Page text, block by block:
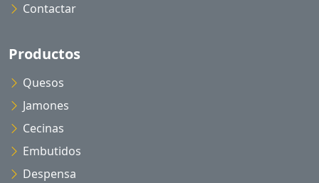
Contactar
Productos
Quesos
Jamones
Cecinas
Embutidos
Despensa